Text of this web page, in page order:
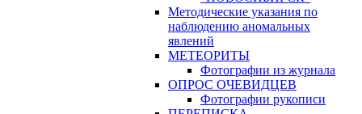
Методические указания по
наблюдению аномальных
явлений
МЕТЕОРИТЫ
Фотографии из журнала
ОПРОС ОЧЕВИДЦЕВ
Фотографии рукописи